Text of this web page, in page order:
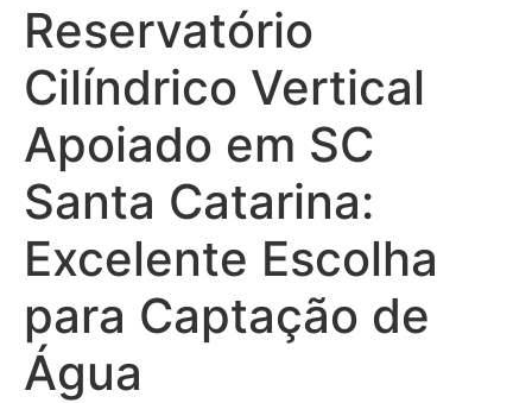
Reservatório
Cilíndrico Vertical
Apoiado em SC
Santa Catarina:
Excelente Escolha
para Captação de
Água